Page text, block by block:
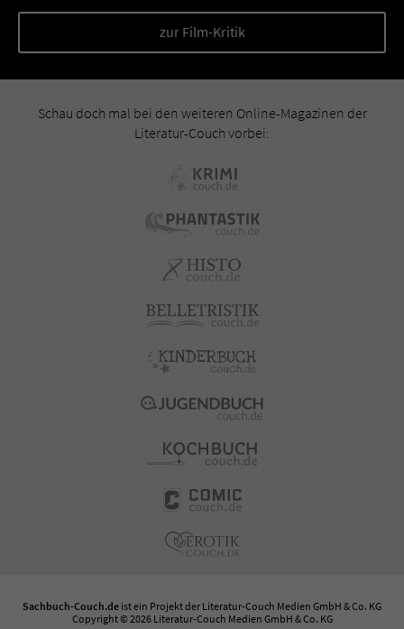
zur Film-Kritik
Schau doch mal bei den weiteren Online-Magazinen der
Literatur-Couch vorbei:
Sachbuch-Couch.de ist ein Projekt der Literatur-Couch Medien GmbH & Co. KG
Copyright © 2026 Literatur-Couch Medien GmbH & Co. KG